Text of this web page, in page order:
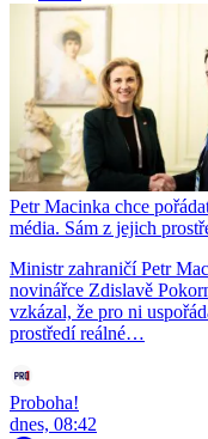
Petr Macinka chce
média. Sám z jejich
Ministr zahraničí Petr
novinářce Zdislavě
vzkázal, že pro ni
prostředí reálné…
Proboha!
dnes, 08:42